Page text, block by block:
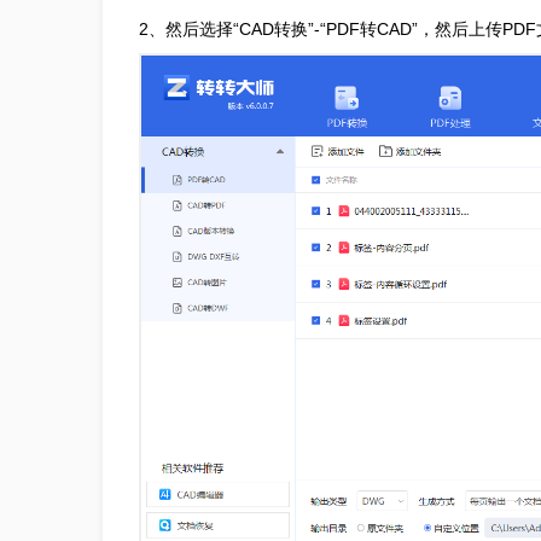
2、然后选择“CAD转换”-“PDF转CAD”，然后上传